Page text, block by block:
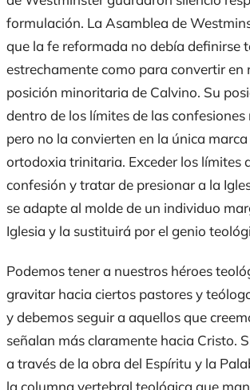
formulación. La Asamblea de
que la fe reformada no debía definirse
estrechamente como para convertir en
posición minoritaria de Calvino. Su
dentro de los límites de las
pero no la convierten en la única marca
ortodoxia trinitaria. Exceder los límites
confesión y tratar de presionar a la
se adapte al molde de un individuo
Iglesia y la sustituirá por el genio
Podemos tener a nuestros héroes
gravitar hacia ciertos pastores y
y debemos seguir a aquellos que
señalan más claramente hacia Cristo.
a través de la obra del Espíritu y la